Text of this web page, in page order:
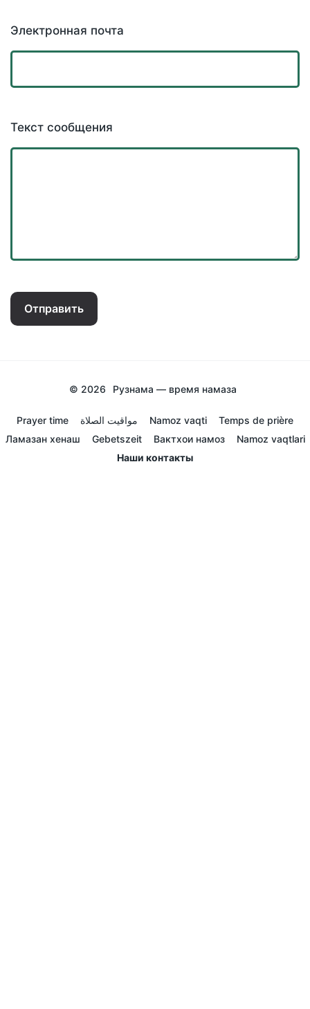
Электронная почта
Текст сообщения
Отправить
© 2026 Рузнама — время намаза
Prayer time مواقيت الصلاة Namoz vaqti
Temps de prière
Ламазан хенаш
Gebetszeit Вактхои намоз
Namoz vaqtlari
Наши контакты